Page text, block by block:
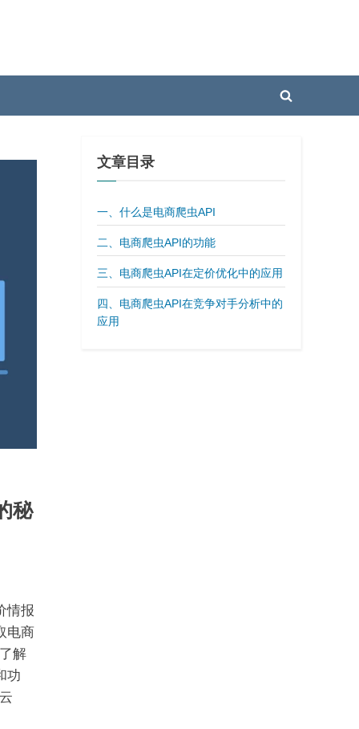
Toggle
秘
情报
电商
解
功
文章目录
一、什么是电商爬虫API
二、电商爬虫API的功能
三、电商爬虫API在定价优化中的应用
四、电商爬虫API在竞争对手分析中的
应用